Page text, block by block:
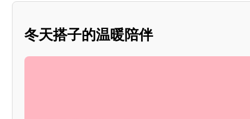
冬天搭子的温暖陪伴